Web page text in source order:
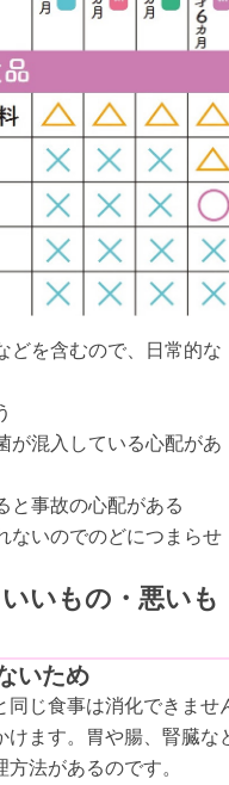
どを含むので、日常的な
が混入している心配があ
と事故の心配がある
ないのでのどにつまらせ
いもの・悪いも
いため
同じ食事は消化できませ
けます。胃や腸、腎臓な
法があるのです。